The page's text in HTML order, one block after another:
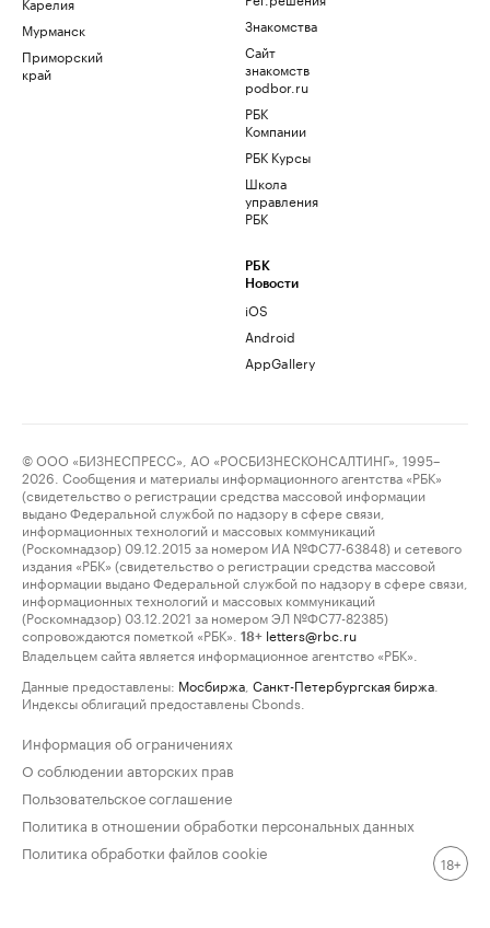
Мурманск
Приморский
край
Знакомства
Сайт
знакомств
podbor.ru
РБК
Компании
РБК Курсы
Школа
управления
РБК
РБК
Новости
iOS
Android
AppGallery
© ООО «БИЗНЕСПРЕСС», АО «РОСБИЗНЕСКОНСАЛТИНГ», 1995–
2026. Сообщения и материалы информационного агентства «РБК»
(свидетельство о регистрации средства массовой информации
выдано Федеральной службой по надзору в сфере связи,
информационных технологий и массовых коммуникаций
(Роскомнадзор) 09.12.2015 за номером ИА №ФС77-63848) и сетевого
издания «РБК» (свидетельство о регистрации средства массовой
информации выдано Федеральной службой по надзору в сфере связи,
информационных технологий и массовых коммуникаций
(Роскомнадзор) 03.12.2021 за номером ЭЛ №ФС77-82385)
сопровождаются пометкой «РБК».
18+ letters@rbc.ru
Владельцем сайта является информационное агентство «РБК».
Данные предоставлены: Мосбиржа Санкт-Петербургская биржа
Индексы облигаций предоставлены Cbonds.
Информация об ограничениях
О соблюдении авторских прав
Пользовательское соглашение
Политика в отношении обработки персональных данных
Политика обработки файлов cookie
18+